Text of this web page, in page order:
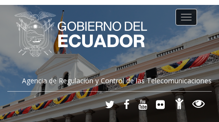
Agencia de Regulación y Control de las Telecomunicaciones
Toggle
navigation